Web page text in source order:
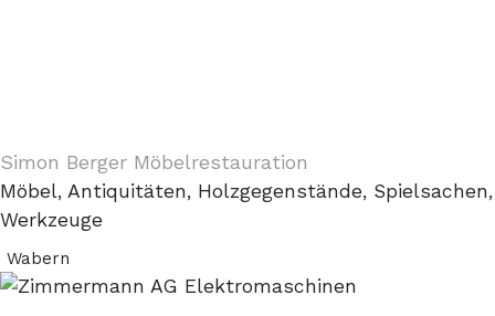
Simon Berger Möbelrestauration
Möbel, Antiquitäten, Holzgegenstände, Spielsachen,
Werkzeuge
Wabern